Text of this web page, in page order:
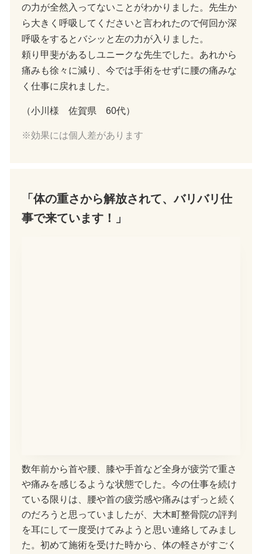
の力が全然入ってないことがわかりました。先生か
ら大きく呼吸してくださいと言われたので何回か深
呼吸をするとバシッと左の力が入りました。
頼り甲斐があるしユニークな先生でした。あれから
痛みも徐々に減り、今では手術をせずに腰の痛みな
く仕事に戻れました。
（小川様 佐賀県 60代）
※効果には個人差があります
「体の重さから解放されて、バリバリ仕
事で来ています！」
数年前から首や腰、膝や手首など全身が疲労で重さ
や痛みを感じるような状態でした。今の仕事を続け
ている限りは、腰や首の疲労感や痛みはずっと続く
のだろうと思っていましたが、大木町整骨院の評判
を耳にして一度受けてみようと思い連絡してみまし
た。初めて施術を受けた時から、体の軽さがすごく